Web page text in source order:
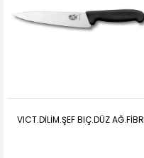
VICT.DİLİM.ŞEF BIÇ.DÜZ AĞ.FİBR